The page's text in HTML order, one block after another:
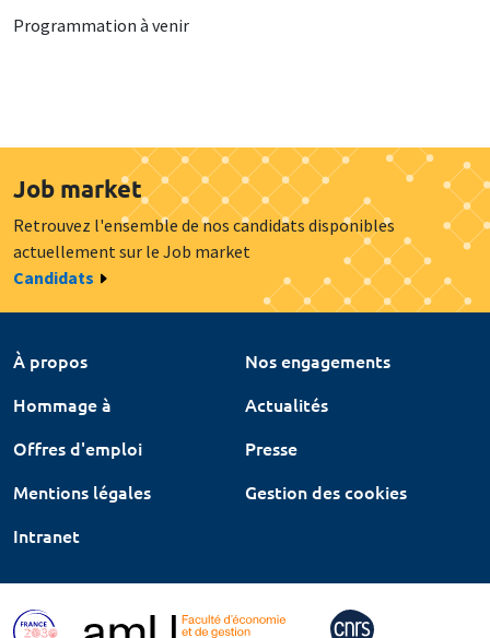
Programmation à venir
Job market
Retrouvez l'ensemble de nos candidats disponibles
actuellement sur le Job market
Candidats
À propos
Nos engagements
Hommage à
Actualités
Offres d'emploi
Presse
Mentions légales
Gestion des cookies
Intranet